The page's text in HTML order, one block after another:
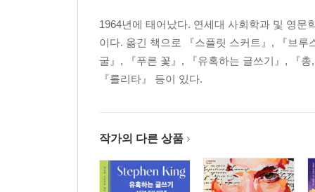
1964년에 태어났다. 연세대 사회학과 및 영
이다. 옮긴 책으로 『스플릿 스커트』, 『브
굴』, 『푸른 꽃』, 『유혹하는 글쓰기』, 『
『롤리타』 등이 있다.
작가의 다른 상품